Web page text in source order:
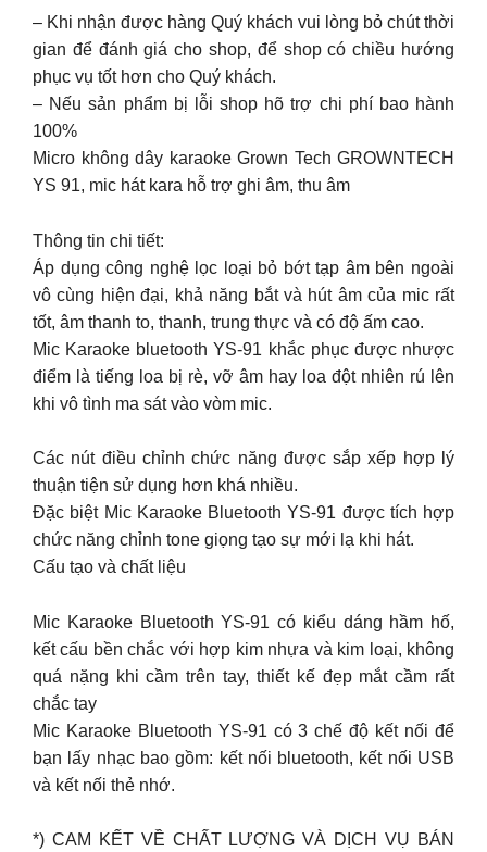
– Khi nhận được hàng Quý khách vui lòng bỏ chút thời
gian để đánh giá cho shop, để shop có chiều hướng
phục vụ tốt hơn cho Quý khách.
– Nếu sản phẩm bị lỗi shop hõ trợ chi phí bao hành
100%
Micro không dây karaoke Grown Tech GROWNTECH
YS 91, mic hát kara hỗ trợ ghi âm, thu âm
Thông tin chi tiết:
Áp dụng công nghệ lọc loại bỏ bớt tạp âm bên ngoài
vô cùng hiện đại, khả năng bắt và hút âm của mic rất
tốt, âm thanh to, thanh, trung thực và có độ ấm cao.
Mic Karaoke bluetooth YS-91 khắc phục được nhược
điểm là tiếng loa bị rè, vỡ âm hay loa đột nhiên rú lên
khi vô tình ma sát vào vòm mic.
Các nút điều chỉnh chức năng được sắp xếp hợp lý
thuận tiện sử dụng hơn khá nhiều.
Đặc biệt Mic Karaoke Bluetooth YS-91 được tích hợp
chức năng chỉnh tone giọng tạo sự mới lạ khi hát.
Cấu tạo và chất liệu
Mic Karaoke Bluetooth YS-91 có kiểu dáng hầm hố,
kết cấu bền chắc với hợp kim nhựa và kim loại, không
quá nặng khi cầm trên tay, thiết kế đẹp mắt cầm rất
chắc tay
Mic Karaoke Bluetooth YS-91 có 3 chế độ kết nối để
bạn lấy nhạc bao gồm: kết nối bluetooth, kết nối USB
và kết nối thẻ nhớ.
*) CAM KẾT VỀ CHẤT LƯỢNG VÀ DỊCH VỤ BÁN